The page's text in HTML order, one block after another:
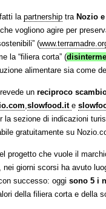
la partnership tra Nozio
vogliono agire per
(
la “filiera corta” (
alimentare sia come
un reciproco
,slowfood.it e
la sezione di indicazioni
gratuitamente su
progetto che vuole il
nei giorni scorsi ha avuto
successo: oggi sono 5 i
della filiera corta e della